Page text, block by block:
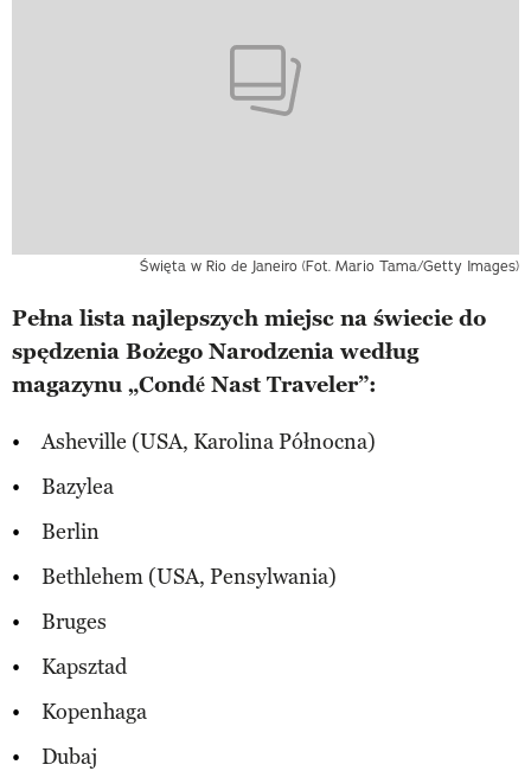
Święta w Rio de Janeiro (Fot. Mario Tama/Getty Images)
Pełna lista najlepszych miejsc na świecie do
spędzenia Bożego Narodzenia według
magazynu „Condé Nast Traveler”:
Asheville (USA, Karolina Północna)
Bazylea
Berlin
Bethlehem (USA, Pensylwania)
Bruges
Kapsztad
Kopenhaga
Dubaj